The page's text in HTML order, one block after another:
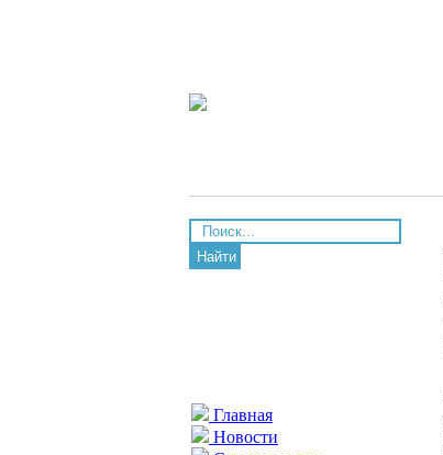
Найти
Главная
Новости